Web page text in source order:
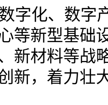
字化、数字
等新型基础
新材料等战
新，着力壮